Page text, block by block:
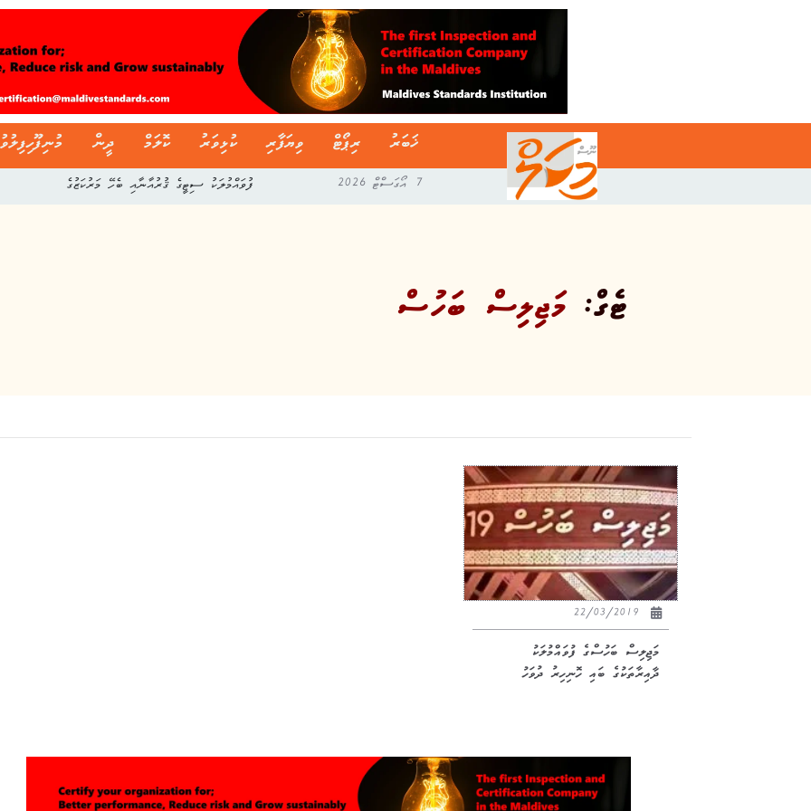
ޚަބަރު ރިޕޯޓް ވިޔަފާރި ކުޅިވަރު ކޮލަމް ދީން
7 އޯގަސްޓް 2026 ފުވައްމުލަކު ސިޓީގެ ޤުރުއާނާއި ބެހޭ މަރުކަޒުގެ
ޓެގް:މަޖިލިސް ބަހުސް
22/03/2019
މަޖިލިސް ބަހުސްގެ ފުވައްމުލަކު
ދާއިރާތަކުގެ ބައި ހޮނިހިރު ދުވަހު